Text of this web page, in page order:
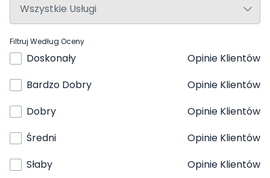
Filtruj Według Oceny
Doskonały
Opinie Klientów
Bardzo Dobry
Opinie Klientów
Dobry
Opinie Klientów
Średni
Opinie Klientów
Słaby
Opinie Klientów